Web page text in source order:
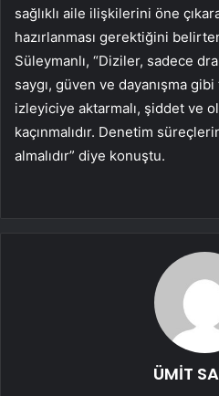
sağlıklı aile ilişkilerini öne
hazırlanması gerektiğini
Süleymanlı, “Diziler, sadece
saygı, güven ve dayanışma
izleyiciye aktarmalı, şiddet ve
kaçınmalıdır. Denetim
almalıdır” diye konuştu.
ÜMİT